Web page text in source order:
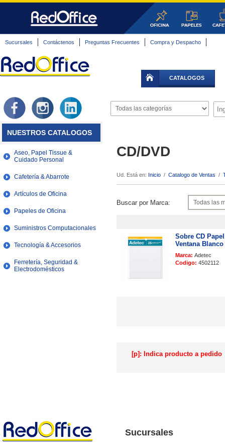
Sucursales Contáctenos Preguntas Frecuentes Compra y Despacho
CATALOGOS
NUESTROS CATALOGOS
Aseo, Papel Tissue &
Cuidado Personal
Cafetería & Abarrote
Artículos de Oficina
Papeles de Oficina
Suministros Computacionales
Tecnología & Accesorios
Ferretería, Seguridad &
Electrodomésticos
CD/DVD
Ud. Está en: Inicio / Catalogo de Ventas /
Buscar por Marca:
Sobre CD
Ventana Blanco
Marca: Adetec
Codigo: 4502112
[p]: Indica producto a pedido
Sucursales